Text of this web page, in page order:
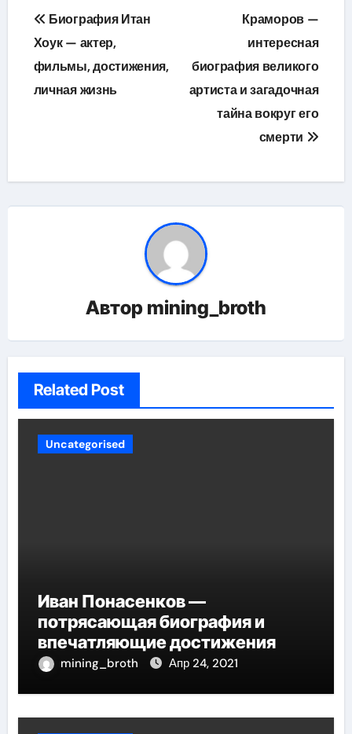
Навигация
по
записям
Биография Итан
Хоук — актер,
фильмы, достижения,
личная жизнь
Краморов —
интересная
биография великого
артиста и загадочная
тайна вокруг его
смерти
Автор mining_broth
Related Post
Uncategorised
Иван Понасенков —
потрясающая биография и
впечатляющие достижения
mining_broth Апр 24, 2021